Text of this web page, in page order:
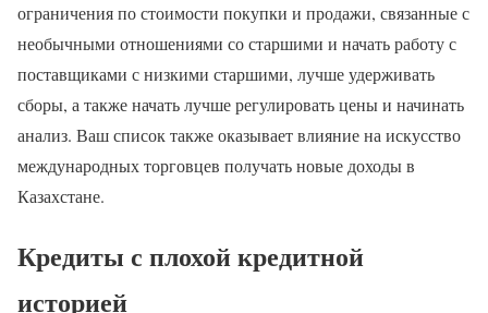
ограничения по стоимости покупки и продажи, связанные с
необычными отношениями со старшими и начать работу с
поставщиками с низкими старшими, лучше удерживать
сборы, а также начать лучше регулировать цены и начинать
анализ. Ваш список также оказывает влияние на искусство
международных торговцев получать новые доходы в
Казахстане.
Кредиты с плохой кредитной
историей